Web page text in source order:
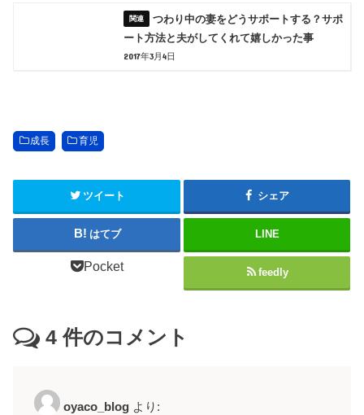
つわり中の妻をどうサポートする？サポ
ート方法と夫がしてくれて嬉しかった事
2017年3月4日
成長 育児
ツイート シェア
はてブ LINE
Pocket feedly
4 件のコメント
oyaco_blog より: